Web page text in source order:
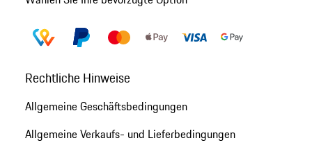
Rechtliche Hinweise
Allgemeine Geschäftsbedingungen
Allgemeine Verkaufs- und Lieferbedingungen